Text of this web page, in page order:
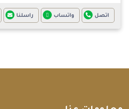
اتصل واتساب راسلنا